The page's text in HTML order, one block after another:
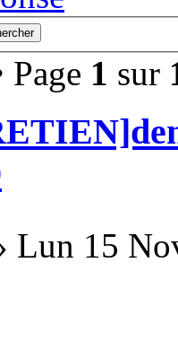
Page 1 sur
Lun 15